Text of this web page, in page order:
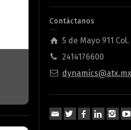
Contáctanos
5 de Mayo 911
2414176600
dynamics@atx.mx